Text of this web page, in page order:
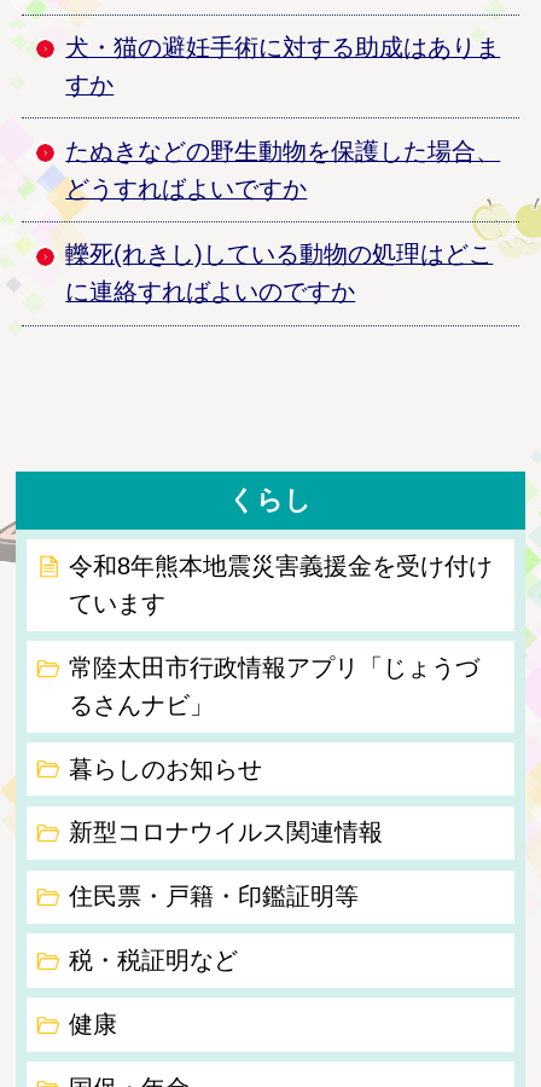
犬・猫の避妊手術に対する助成はありま
すか
たぬきなどの野生動物を保護した場合、
どうすればよいですか
轢死(れきし)している動物の処理はどこ
に連絡すればよいのですか
くらし
令和8年熊本地震災害義援金を受け付け
ています
常陸太田市行政情報アプリ「じょうづ
るさんナビ」
暮らしのお知らせ
新型コロナウイルス関連情報
住民票・戸籍・印鑑証明等
税・税証明など
健康